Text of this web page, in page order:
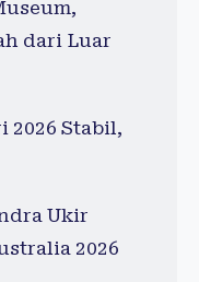
dari Luar
2026 Stabil,
Ukir
2026